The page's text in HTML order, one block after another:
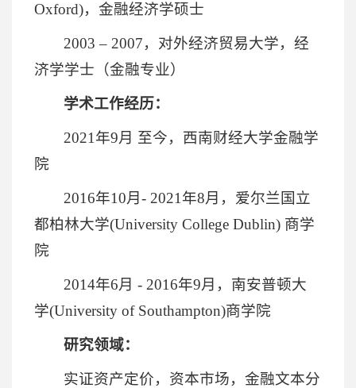
Oxford)，金融经济学硕士
2003 – 2007，对外经济贸易大学，经
济学学士（金融专业）
学术工作经历：
2021年9月 至今，西南财经大学金融学
院
2016年10月- 2021年8月，爱尔兰国立
都柏林大学(University College Dublin) 商学
院
2014年6月 - 2016年9月，南安普顿大
学(University of Southampton)商学院
研究领域：
实证资产定价，资本市场，金融文本分